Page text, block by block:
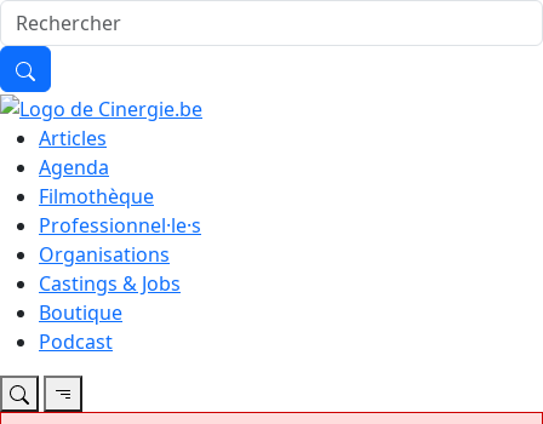
Articles
Agenda
Filmothèque
Professionnel·le·s
Organisations
Castings & Jobs
Boutique
Podcast